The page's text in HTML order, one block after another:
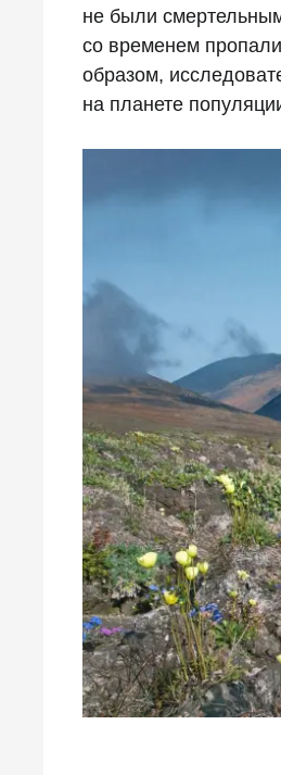
не были
со временем
образом,
на планете